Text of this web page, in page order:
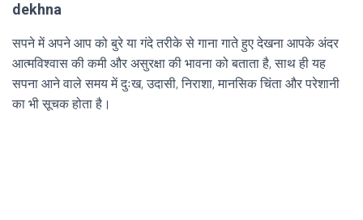
dekhna
सपने में अपने आप को बुरे या गंदे तरीके से गाना गाते हुए देखना आपके अंदर
आत्मविश्वास की कमी और असुरक्षा की भावना को बताता है, साथ ही यह
सपना आने वाले समय में दुःख, उदासी, निराशा, मानसिक चिंता और परेशानी
का भी सूचक होता है।